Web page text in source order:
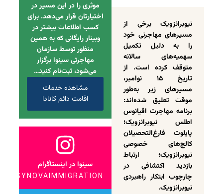
نیوبرانزویک برخی از
مسیرهای مهاجرتی خود
را به دلیل تکمیل
سهمیه‌های سالانه
متوقف کرده است. از
تاریخ ۱۵ نوامبر،
مسیرهای زیر به‌طور
موقت تعلیق شده‌اند:
برنامه مهاجرت اقیانوس
اطلس نیوبرانزویک؛
پایلوت فارغ‌التحصیلان
کالج‌های خصوصی
نیوبرانزویک؛ ارتباط
بازدید اکتشافی در
چارچوب ابتکار راهبردی
نیوبرانزویک.
موثری را در این مسیر در
اختیارتان قرار می‌دهد. برای
کسب اطلاعات بیشتر در
وبینار رایگانی که به همین
منظور توسط سازمان
مهاجرتی سینوا برگزار
می‌شود، ثبت‌نام کنید…
مشاهده خدمات
اقامت دائم کانادا
سینوا در اینستاگرام
SYNOVAIMMIGRATION